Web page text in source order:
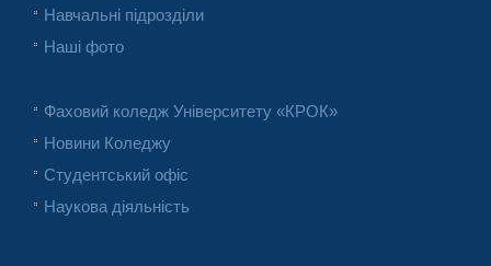
Навчальні підрозділи
Наші фото
Фаховий коледж Університету «КРОК»
Новини Коледжу
Студентський офіс
Наукова діяльність